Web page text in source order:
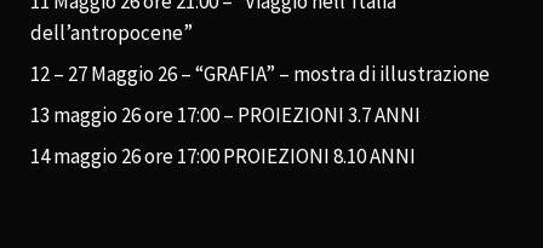
dell’antropocene”
12 – 27 Maggio 26 – “GRAFIA” – mostra di illustrazione
13 maggio 26 ore 17:00 – PROIEZIONI 3.7 ANNI
14 maggio 26 ore 17:00 PROIEZIONI 8.10 ANNI